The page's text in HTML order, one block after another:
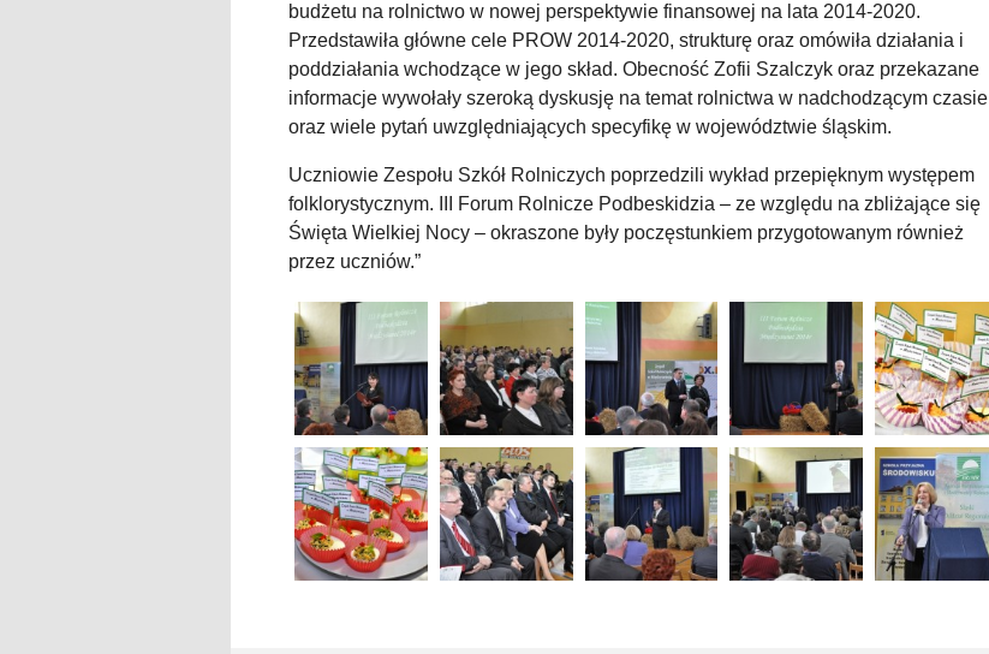
budżetu na rolnictwo w nowej perspektywie finansowej na lata 2014-2020.
Przedstawiła główne cele PROW 2014-2020, strukturę oraz omówiła działania i
poddziałania wchodzące w jego skład. Obecność Zofii Szalczyk oraz przekazane
informacje wywołały szeroką dyskusję na temat rolnictwa w nadchodzącym czasie
oraz wiele pytań uwzględniających specyfikę w województwie śląskim.
Uczniowie Zespołu Szkół Rolniczych poprzedzili wykład przepięknym występem
folklorystycznym. III Forum Rolnicze Podbeskidzia – ze względu na zbliżające się
Święta Wielkiej Nocy – okraszone były poczęstunkiem przygotowanym również
przez uczniów.”